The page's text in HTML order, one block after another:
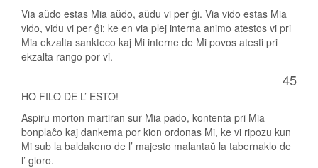
Via aŭdo estas Mia aŭdo, aŭdu vi per ĝi. Via vido estas Mia
vido, vidu vi per ĝi; ke en via plej interna animo atestos vi pri
Mia ekzalta sankteco kaj Mi interne de Mi povos atesti pri
ekzalta rango por vi.
45
HO FILO DE L’ ESTO!
Aspiru morton martiran sur Mia pado, kontenta pri Mia
bonplaĉo kaj dankema por kion ordonas Mi, ke vi ripozu kun
Mi sub la baldakeno de l’ majesto malantaŭ la tabernaklo de
l’ gloro.